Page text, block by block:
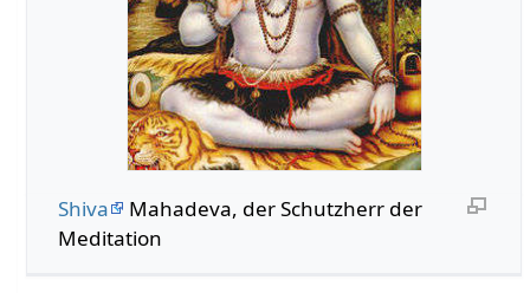
Shiva
Mahadeva, der Schutzherr der
Meditation